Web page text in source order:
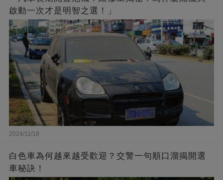
啟動一次才是明智之選！」
2024/11/18
白色車為何越來越受歡迎？交警一句順口溜揭開選
車秘訣！